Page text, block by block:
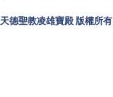
天德聖教凌雄寶殿 版權所有